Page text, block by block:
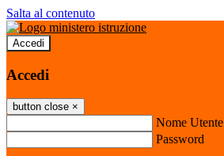
Salta al contenuto
Accedi
Accedi
button close ×
Nome Utente
Password